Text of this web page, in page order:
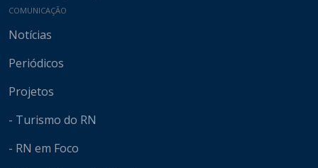
COMUNICAÇÃO
Notícias
Periódicos
Projetos
- Turismo do RN
- RN em Foco